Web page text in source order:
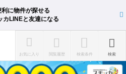
に物件が探せる
カLINEと友達になる
お気に入り 閲覧履歴 検索条件 検索